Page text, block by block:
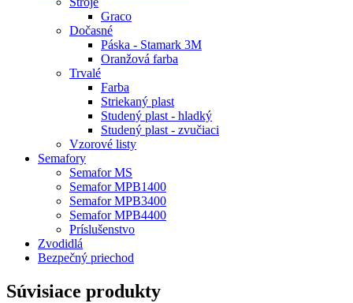
Graco
Dočasné
Páska - Stamark 3M
Oranžová farba
Trvalé
Farba
Striekaný plast
Studený plast - hladký
Studený plast - zvučiaci
Vzorové listy
Semafory
Semafor MS
Semafor MPB1400
Semafor MPB3400
Semafor MPB4400
Príslušenstvo
Zvodidlá
Bezpečný priechod
Súvisiace produkty